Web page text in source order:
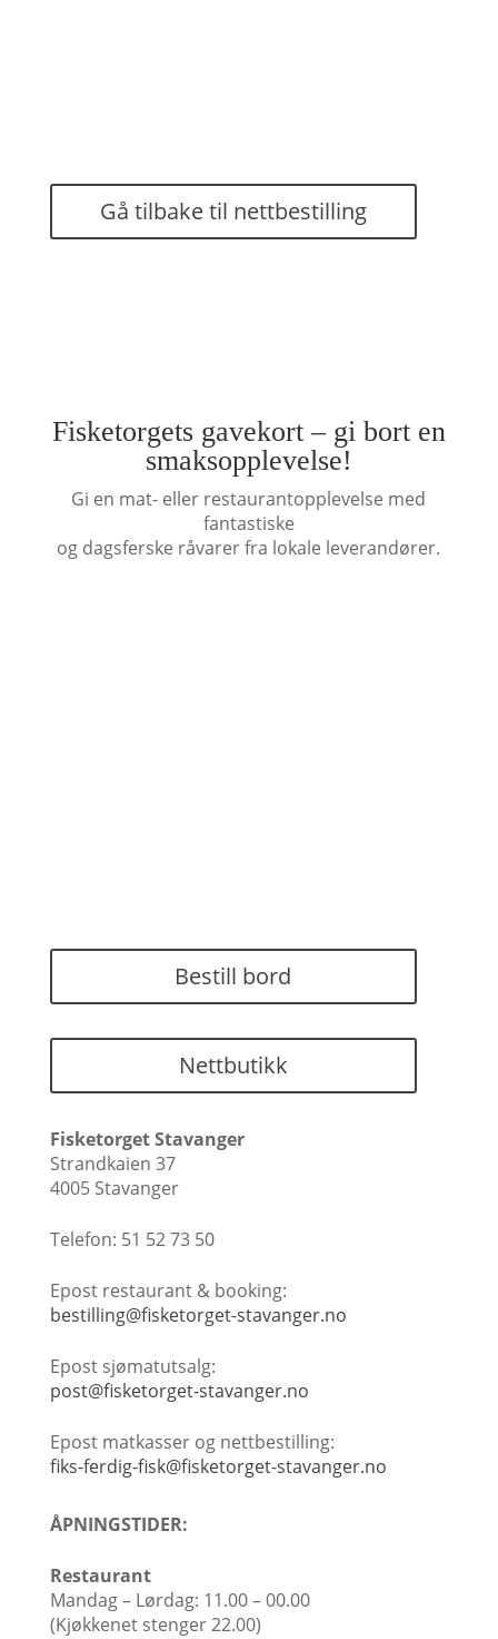
Gå tilbake til nettbestilling
Fisketorgets gavekort – gi bort en
smaksopplevelse!
Gi en mat- eller restaurantopplevelse med
fantastiske
og dagsferske råvarer fra lokale leverandører.
Bestill bord
Nettbutikk
Fisketorget Stavanger
Strandkaien 37
4005 Stavanger
Telefon: 51 52 73 50
Epost restaurant & booking:
bestilling@fisketorget-stavanger.no
Epost sjømatutsalg:
post@fisketorget-stavanger.no
Epost matkasser og nettbestilling:
fiks-ferdig-fisk@fisketorget-stavanger.no
ÅPNINGSTIDER:
Restaurant
Mandag – Lørdag: 11.00 – 00.00
(Kjøkkenet stenger 22.00)​